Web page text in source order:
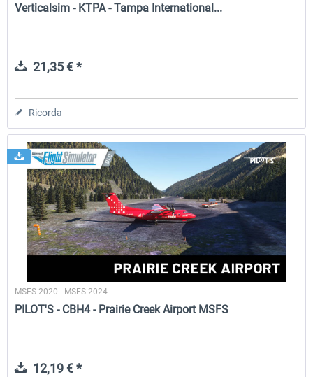
Verticalsim - KTPA - Tampa International...
21,35 € *
Ricorda
MSFS 2020 | MSFS 2024
PILOT'S - CBH4 - Prairie Creek Airport MSFS
12,19 € *